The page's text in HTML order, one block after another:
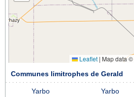
Leaflet | Map data ©
Communes limitrophes de Gerald
Yarbo Yarbo